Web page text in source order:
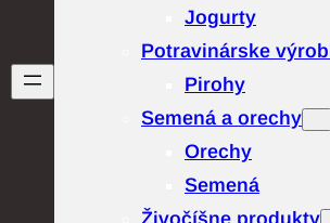
Jogurty
Potravinárske
Pirohy
Semená a orechy
Orechy
Semená
Živočíšne produkty